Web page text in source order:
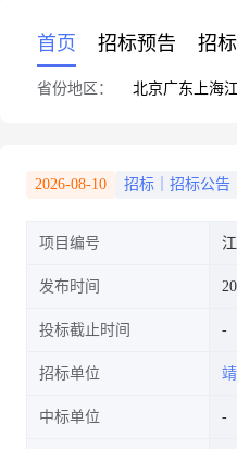
装备采购
一批)(
首页 招标预告 招
省份地区： 北京广东 上海
2026-08-10 招标｜招标公告
项目编号
发布时间
投标截止时间
招标单位
中标单位